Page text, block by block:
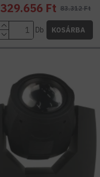
329.656 Ft 83.312 Ft
Db KOSÁRBA